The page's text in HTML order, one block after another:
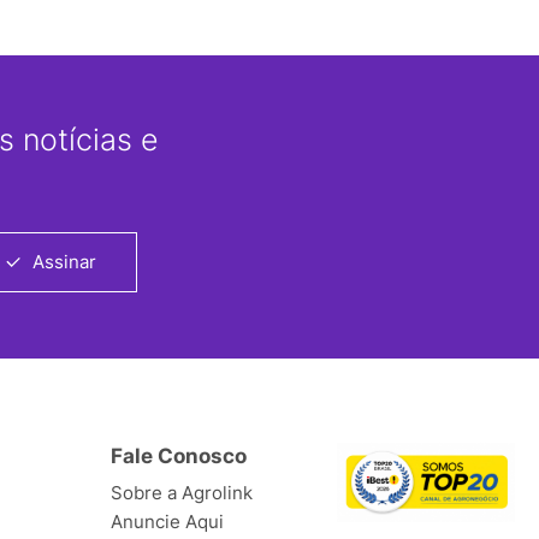
notícias e
Assinar
Fale Conosco
Sobre a Agrolink
Anuncie Aqui